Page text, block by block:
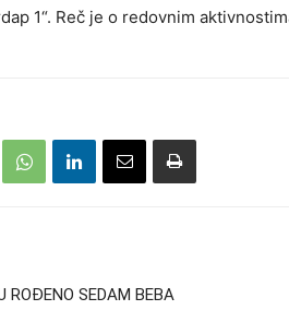
1“. Reč je o redovnim
ROĐENO SEDAM BEBA